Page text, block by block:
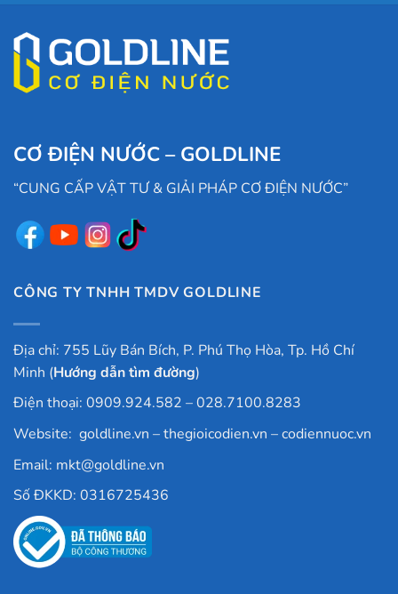
CƠ ĐIỆN NƯỚC – GOLDLINE
“CUNG CẤP VẬT TƯ & GIẢI PHÁP CƠ ĐIỆN NƯỚC”
CÔNG TY TNHH TMDV GOLDLINE
Địa chỉ: 755 Lũy Bán Bích, P. Phú Thọ Hòa, Tp. Hồ Chí
Minh (Hướng dẫn tìm đường)
Điện thoại: 0909.924.582 – 028.7100.8283
Website: goldline.vn –thegioicodien.vn –codiennuoc.vn
Email: mkt@goldline.vn
Số ĐKKD: 0316725436